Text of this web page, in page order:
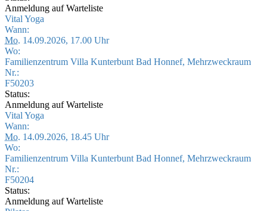
Anmeldung auf Warteliste
Vital Yoga
Wann:
Mo. 14.09.2026, 17.00 Uhr
Wo:
Familienzentrum Villa Kunterbunt Bad Honnef, Mehrzweckraum
Nr.:
F50203
Status:
Anmeldung auf Warteliste
Vital Yoga
Wann:
Mo. 14.09.2026, 18.45 Uhr
Wo:
Familienzentrum Villa Kunterbunt Bad Honnef, Mehrzweckraum
Nr.:
F50204
Status:
Anmeldung auf Warteliste